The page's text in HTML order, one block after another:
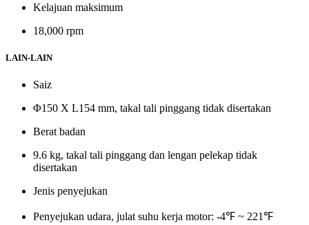
Kelajuan maksimum
18,000 rpm
LAIN-LAIN
Saiz
Φ150 X L154 mm, takal tali pinggang tidak disertakan
Berat badan
9.6 kg, takal tali pinggang dan lengan pelekap tidak
disertakan
Jenis penyejukan
Penyejukan udara, julat suhu kerja motor: -4℉ ~ 221℉